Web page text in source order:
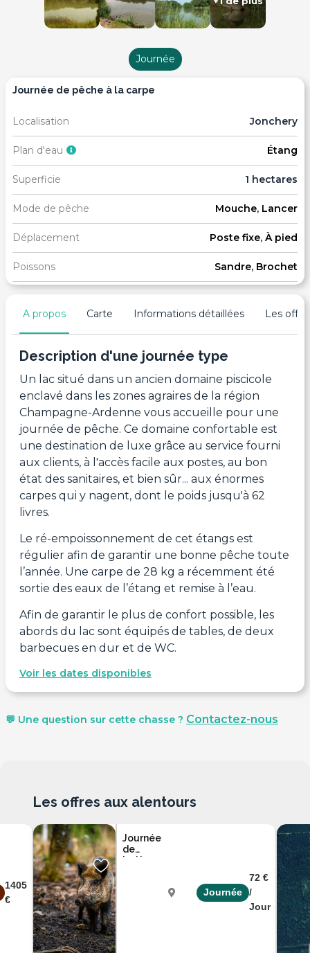
Journée
journée de pêche à la carpe
Localisation Jonchery
Plan d'eau Étang
Superficie 1 hectares
Mode de pêche Mouche, Lancer
Déplacement Poste fixe, À pied
Poissons Sandre, Brochet
A propos Carte Informations détaillées Les
Description d'une journée type
Un lac situé dans un ancien domaine piscicole
enclavé dans les zones agraires de la région
Champagne-Ardenne vous accueille pour une
journée de pêche. Ce domaine confortable est
une destination de luxe grâce au service fourni
aux clients, à l'accès facile aux postes, au bon
état des sanitaires, et bien sûr... aux énormes
carpes qui y nagent, dont le poids jusqu'à 62
livres.
Le ré-empoissonnement de cet étangs est
régulier afin de garantir une bonne pêche toute
l’année. Une carpe de 28 kg a récemment été
sortie des eaux de l’étang et remise à l’eau.
Afin de garantir le plus de confort possible, les
abords du lac sont équipés de tables, de deux
barbecues en dur et de WC.
Voir les dates disponibles
💬 Une question sur cette chasse ? Contactez-nous
1405
€
Journée
de
battue
Journée
72 €
/
Jour
Les offres aux alentours